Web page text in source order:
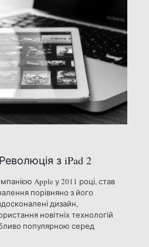
з iPad 2
Apple у 2011 році, став
порівняно з його
дизайн,
новітніх технологій
популярною серед